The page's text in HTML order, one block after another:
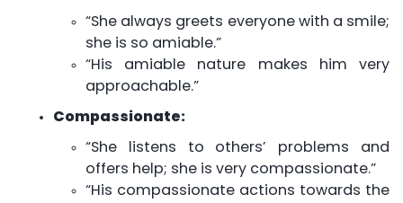
“She always greets everyone with a smile;
she is so amiable.”
“His amiable nature makes him very
approachable.”
Compassionate:
“She listens to others’ problems and
offers help; she is very compassionate.”
“His compassionate actions towards the